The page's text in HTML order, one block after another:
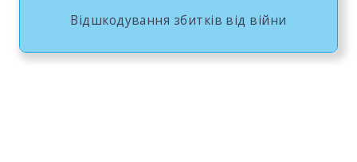
Відшкодування збитків від війни